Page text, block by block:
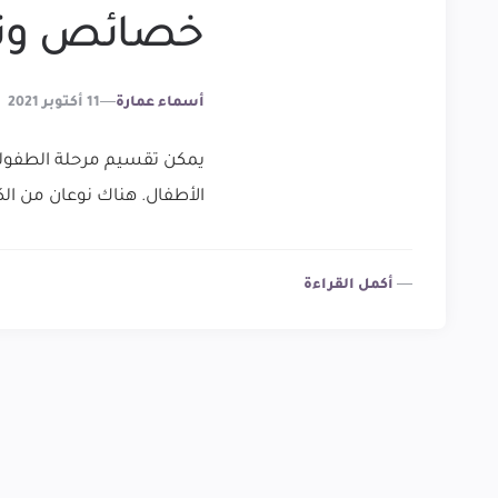
خصائص
Posted
أسماء عمارة 11 أكتوبر 2021
يمكن تقسيم مرحلة
الأطفال. هناك نوعان من
أكمل القراءة